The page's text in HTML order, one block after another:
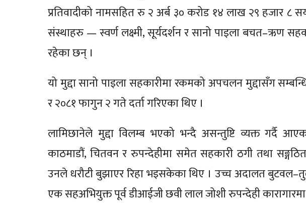
प्रतिवादीको नामसहित रु २ अर्ब ३० करोड १४ लाख २९ हजार ८
संस्थाहरु — स्वर्ण लक्ष्मी, सूर्यदर्शन र सानो पाइला बचत–ऋण
रहेका छन् ।
यो मुद्दा सानो पाइला सहकारीमा रकमको अपचलन मुद्दासँग
र २०८१ फागुन २ गते दर्ता गरिएका थिए ।
लामिछानेले मुद्दा विलम्ब भएको भन्दै असन्तुष्टि व्यक्त गर्दै
काठमाडौं, चितवन र रुपन्देहीमा समेत सहकारी ठगी तथा
उनले धरौटी बुझाएर रिहा भइसकेका थिए । उच्च अदालत
एक सहअभियुक्त पूर्व डीआईजी छवी लाल जोशी रुपन्देही